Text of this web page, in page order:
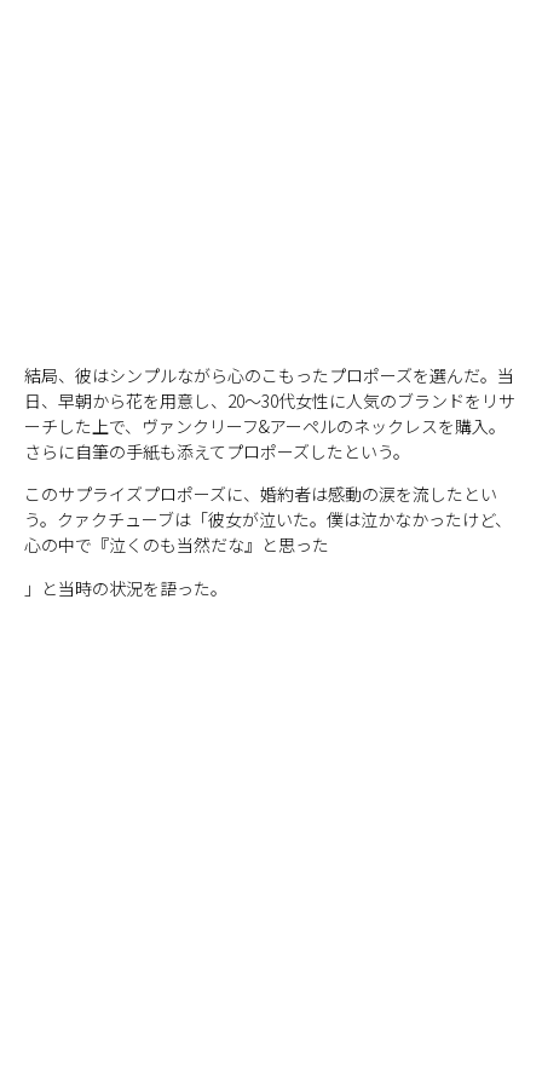
結局、彼はシンプルながら心のこもったプロポーズを選んだ。当
日、早朝から花を用意し、20〜30代女性に人気のブランドをリサ
ーチした上で、ヴァンクリーフ&アーペルのネックレスを購入。
さらに自筆の手紙も添えてプロポーズしたという。
このサプライズプロポーズに、婚約者は感動の涙を流したとい
う。クァクチューブは「彼女が泣いた。僕は泣かなかったけど、
心の中で『泣くのも当然だな』と思った
」と当時の状況を語った。